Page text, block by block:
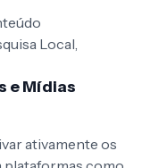
Local,
e Mídias
ativamente os